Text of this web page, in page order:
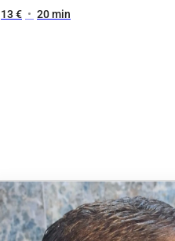
13 € • 20 min